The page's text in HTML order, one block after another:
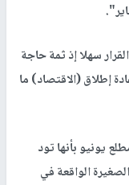
سهلا إذ ثمة حاجة
إطلاق (الاقتصاد) ما
يونيو بأنها تود
الواقعة في